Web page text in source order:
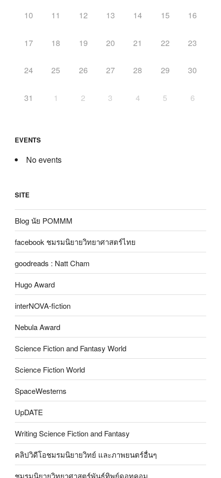
10 11 12 13 14 15 16
17 18 19 20 21 22 23
24 25 26 27 28 29 30
31 1 2 3 4 5 6
EVENTS
No events
SITE
Blog นัย POMMM
facebook ชมรมนิยายวิทยาศาสตร์ไทย
goodreads : Natt Cham
Hugo Award
interNOVA-fiction
Nebula Award
Science Fiction and Fantasy World
Science Fiction World
SpaceWesterns
UpDATE
Writing Science Fiction and Fantasy
คลิปวิดีโอชมรมนิยายวิทย์ และภาพยนตร์อื่นๆ
ชมรมนิยายวิทยาศาสตร์พันธุ์ทิพย์ดอทคอม